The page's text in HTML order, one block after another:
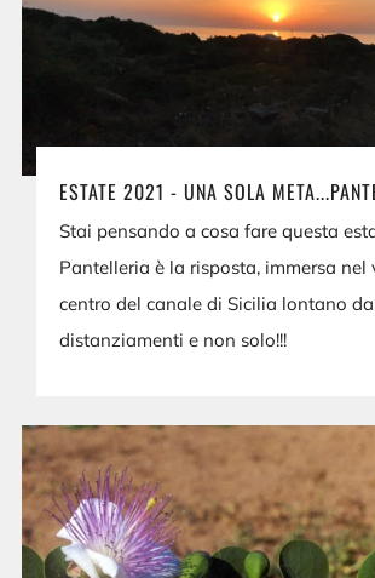
ESTATE 2021 - UNA SOLA
Stai pensando a cosa fare questa
Pantelleria è la risposta, immersa nel
centro del canale di Sicilia lontano
distanziamenti e non solo!!!